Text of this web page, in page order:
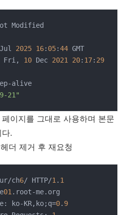
Jul 2025 16: 05:44
Fri, 10 Dec 2021 20: 17: 29
21"
이지를 그대로 사용하며 본문
.
더 제거 후 재요청
ch6/ HTTP/1 . 1
01
ko-KR,ko;q=0. 9